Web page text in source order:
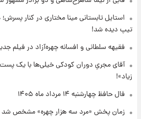
۱۷ ساعت پیش
واکنش تند تاکر
مدرسه میناب؛ «باید
۱۷ ساعت پیش
۱۴۰۵/کاهش قیمت طلا و سکه
استایل تابستانی مینا مختاری در کنار
تیپ دیده شد!
فقیهه سلطانی و افسانه چهره‌آزاد در فیلم
آقای مجریِ دوران کودکی خیلی‌ها با یک پست
زیاد»!
فال حافظ چهارشنبه ۱۴ مرداد ماه ۱۴۰۵
زمان پخش «مرد سه هزار چهره» مشخص شد